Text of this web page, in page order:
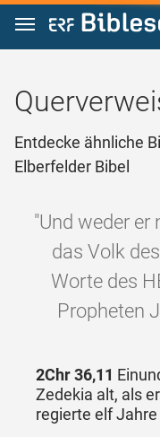
Zum Inhalt springen
Entdecke ähnliche
Elberfelder Bibel
"Und weder er
das Volk
Worte des
Propheten
2Chr 36,11
Zedekia alt, als
regierte elf